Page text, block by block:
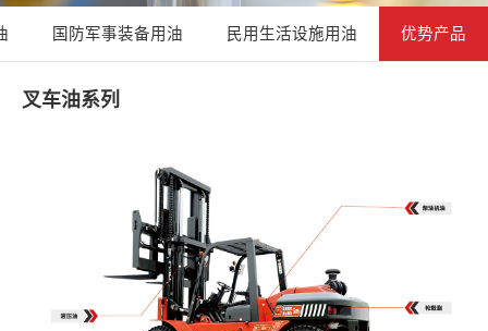
国防军事装备用油 民用生活设施用油 优势产品
叉车油系列